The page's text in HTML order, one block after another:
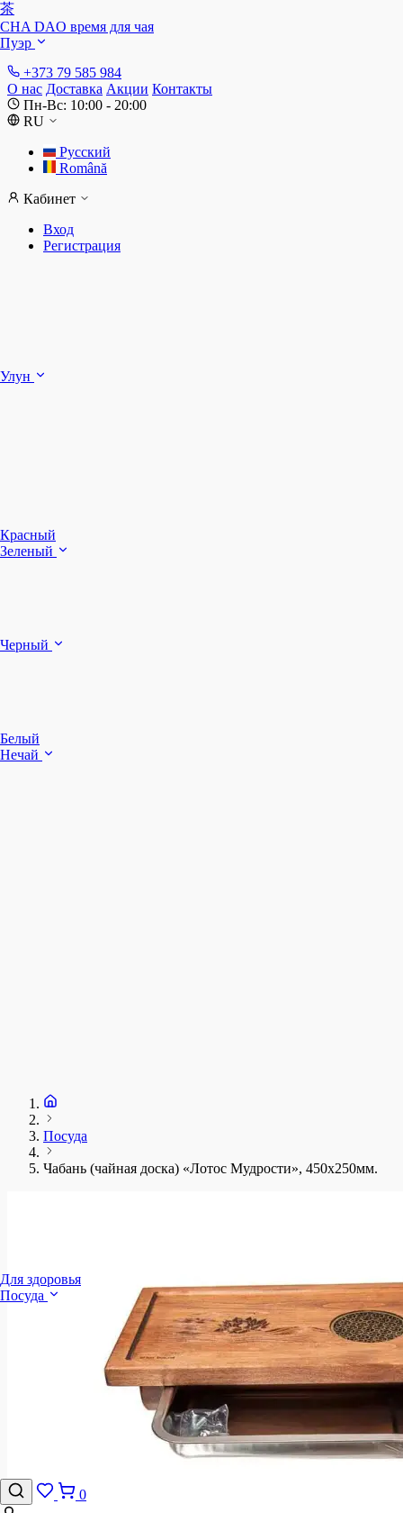
+373 79 585 984
О нас Доставка Акции Контакты
Пн-Вс: 10:00 - 20:00
RU
Русский
Română
Кабинет
Вход
Регистрация
茶
CHA DAO время для чая
Пуэр
Улун
Красный
Зеленый
Черный
Белый
Нечай
Для здоровья
Посуда
0
Посуда
Чабань (чайная доска) «Лотос Мудрости», 450x250мм.